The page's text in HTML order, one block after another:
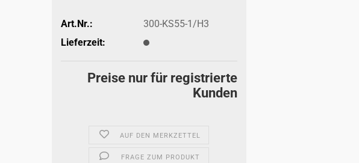
Art.Nr.:
300-KS55-1/H3
Lieferzeit:
Preise nur für registrierte
Kunden
AUF DEN MERKZETTEL
FRAGE ZUM PRODUKT